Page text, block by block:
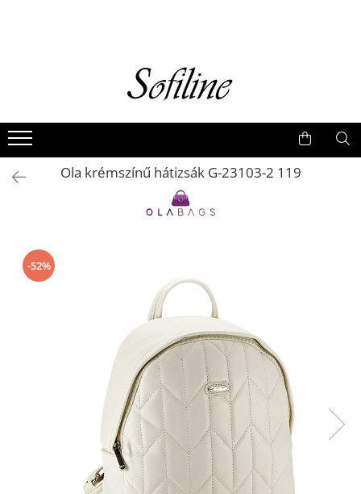
Valódi bőr
Hátizsákok
Elegáns kistáskákOla krémszínű hátizsák G-23103-2 119
-52%